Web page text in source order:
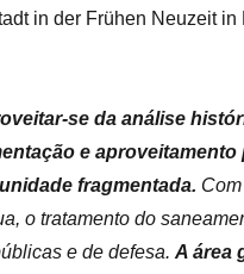
in der Frühen Neuzeit
se da análise
e
fragmentada.
o tratamento do
e de defesa. A área